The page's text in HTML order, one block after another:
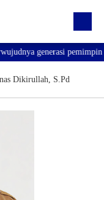
generasi pemimpin
Dikirullah, S.Pd